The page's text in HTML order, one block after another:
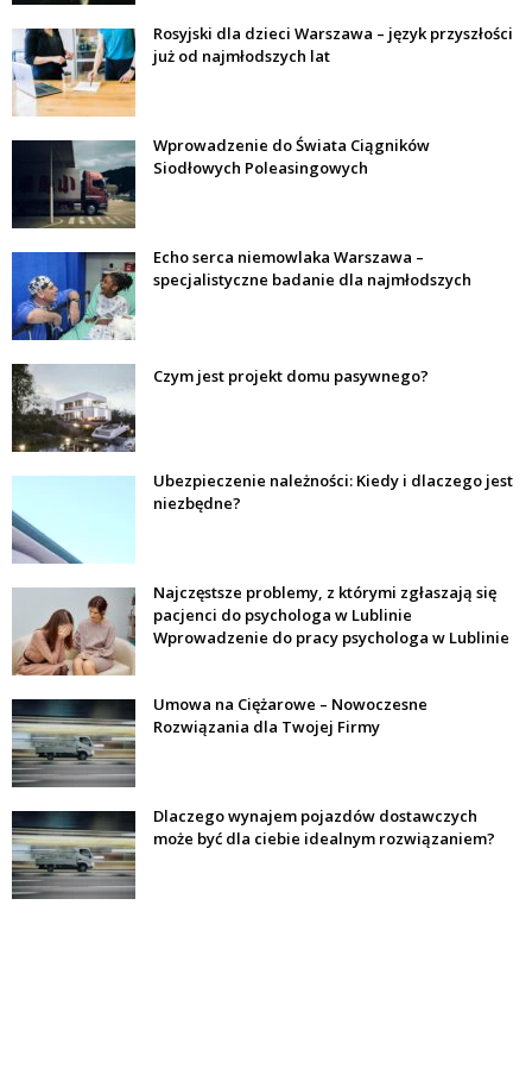
Rosyjski dla dzieci Warszawa – język przyszłości
już od najmłodszych lat
Wprowadzenie do Świata Ciągników
Siodłowych Poleasingowych
Echo serca niemowlaka Warszawa –
specjalistyczne badanie dla najmłodszych
Czym jest projekt domu pasywnego?
Ubezpieczenie należności: Kiedy i dlaczego jest
niezbędne?
Najczęstsze problemy, z którymi zgłaszają się
pacjenci do psychologa w Lublinie
Wprowadzenie do pracy psychologa w Lublinie
Umowa na Ciężarowe – Nowoczesne
Rozwiązania dla Twojej Firmy
Dlaczego wynajem pojazdów dostawczych
może być dla ciebie idealnym rozwiązaniem?